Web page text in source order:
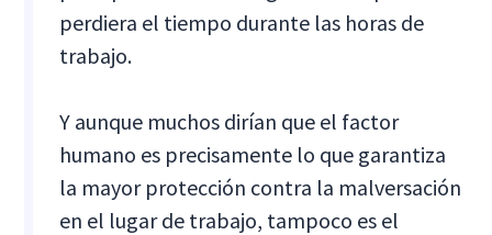
perdiera el tiempo durante las horas de
trabajo.
Y aunque muchos dirían que el factor
humano es precisamente lo que garantiza
la mayor protección contra la malversación
en el lugar de trabajo, tampoco es el